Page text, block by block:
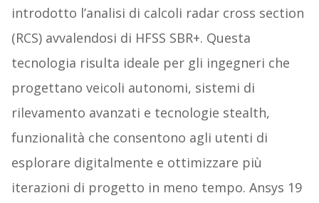
introdotto l’analisi di calcoli radar cross section
(RCS) avvalendosi di HFSS SBR+. Questa
tecnologia risulta ideale per gli ingegneri che
progettano veicoli autonomi, sistemi di
rilevamento avanzati e tecnologie stealth,
funzionalità che consentono agli utenti di
esplorare digitalmente e ottimizzare più
iterazioni di progetto in meno tempo. Ansys 19